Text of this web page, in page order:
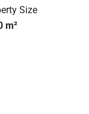
Size
m²